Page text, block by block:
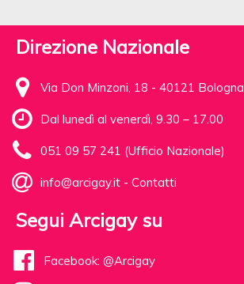
Direzione Nazionale
Via Don Minzoni, 18 - 40121 Bologna
Dal lunedì al venerdì, 9.30 – 17.00
051 09 57 241 (Ufficio Nazionale)
info@arcigay.it - Contatti
Segui Arcigay su
Facebook: @Arcigay